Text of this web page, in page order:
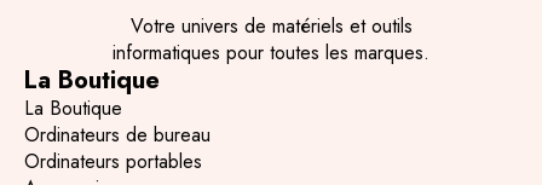
Votre univers de matériels et outils
informatiques pour toutes les marques.
La Boutique
La Boutique
Ordinateurs de bureau
Ordinateurs portables